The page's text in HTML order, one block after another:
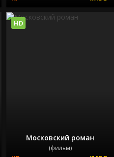
Московский роман
(фильм)
HD